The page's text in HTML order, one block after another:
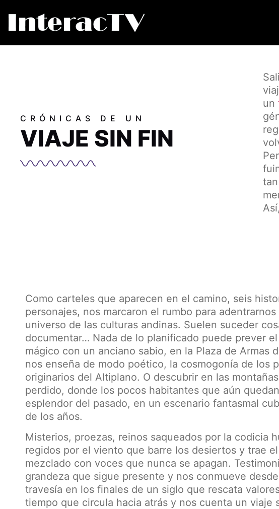
CRÓNICAS DE UN
VIAJE SIN FIN
un
Como carteles que aparecen en el camino, seis
personajes, nos marcaron el rumbo para
universo de las culturas andinas. Suelen suceder
documentar… Nada de lo planificado puede prever
mágico con un anciano sabio, en la Plaza de Armas
nos enseña de modo poético, la cosmogonía de los
originarios del Altiplano. O descubrir en las
perdido, donde los pocos habitantes que aún
esplendor del pasado, en un escenario fantasmal
de los años.
Misterios, proezas, reinos saqueados por la codicia
regidos por el viento que barre los desiertos y trae
mezclado con voces que nunca se apagan.
grandeza que sigue presente y nos conmueve
travesía en los finales de un siglo que rescata
tiempo que circula hacia atrás y nos cuenta un viaje